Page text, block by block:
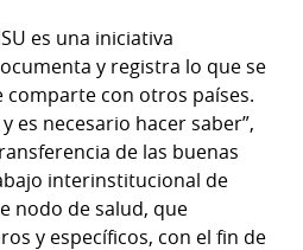
es una iniciativa
y registra lo que se
comparte con otros países.
es necesario hacer saber”,
de las buenas
interinstitucional de
nodo de salud, que
y específicos, con el fin de